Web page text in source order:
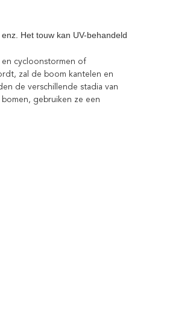
Het touw kan UV-behandeld
cycloonstormen of
zal de boom kantelen en
de verschillende stadia van
gebruiken ze een